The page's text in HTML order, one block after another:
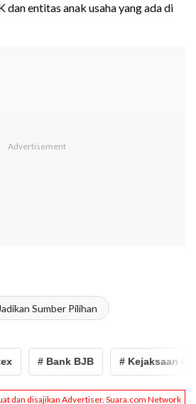
dan entitas anak usaha yang ada di
Sumber Pilihan
# Bank BJB # Kejaksaan